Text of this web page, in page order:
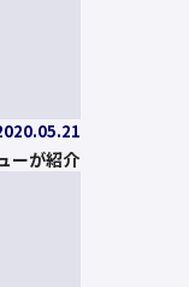
ーが紹介